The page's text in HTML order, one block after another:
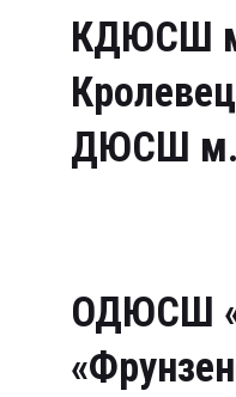
КДЮСШ
ДЮСШ м.
ОДЮСШ